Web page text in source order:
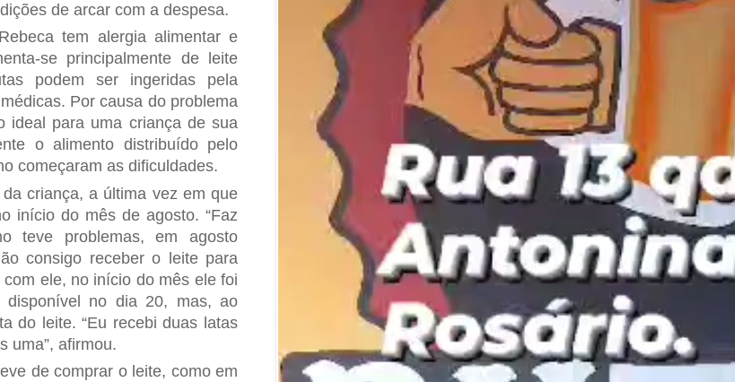
de arcar com a despesa.
tem alergia alimentar e
se principalmente de leite
podem ser ingeridas pela
Por causa do problema
ideal para uma criança de sua
o alimento distribuído pelo
começaram as dificuldades.
criança, a última vez em que
início do mês de agosto. “Faz
teve problemas, em agosto
consigo receber o leite para
ele, no início do mês ele foi
disponível no dia 20, mas, ao
do leite. “Eu recebi duas latas
uma”, afirmou.
de comprar o leite, como em